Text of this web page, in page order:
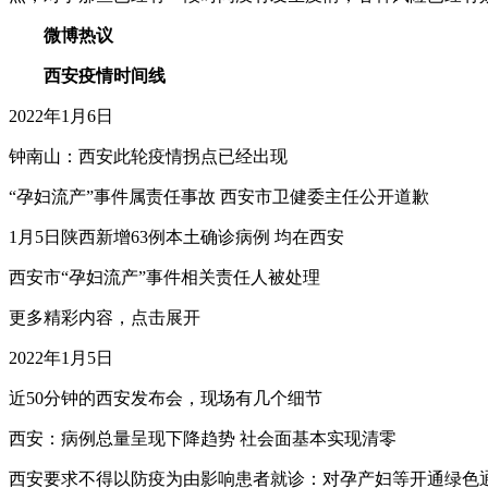
微博热议
西安疫情时间线
2022年1月6日
钟南山：西安此轮疫情拐点已经出现
“孕妇流产”事件属责任事故 西安市卫健委主任公开道歉
1月5日陕西新增63例本土确诊病例 均在西安
西安市“孕妇流产”事件相关责任人被处理
更多精彩内容，点击展开
2022年1月5日
近50分钟的西安发布会，现场有几个细节
西安：病例总量呈现下降趋势 社会面基本实现清零
西安要求不得以防疫为由影响患者就诊：对孕产妇等开通绿色